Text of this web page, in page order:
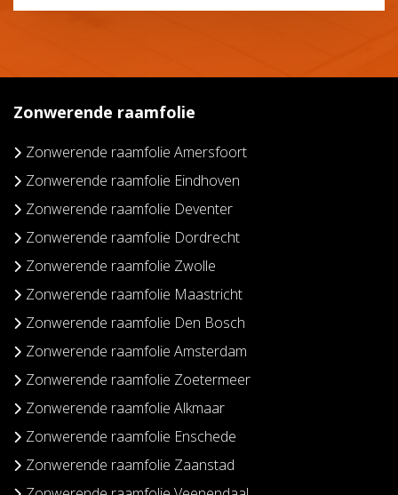
Zonwerende raamfolie
Zonwerende raamfolie Amersfoort
Zonwerende raamfolie Eindhoven
Zonwerende raamfolie Deventer
Zonwerende raamfolie Dordrecht
Zonwerende raamfolie Zwolle
Zonwerende raamfolie Maastricht
Zonwerende raamfolie Den Bosch
Zonwerende raamfolie Amsterdam
Zonwerende raamfolie Zoetermeer
Zonwerende raamfolie Alkmaar
Zonwerende raamfolie Enschede
Zonwerende raamfolie Zaanstad